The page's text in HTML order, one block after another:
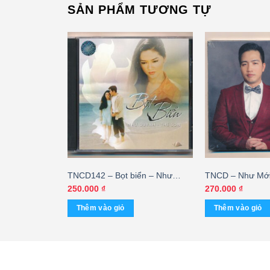
SẢN PHẨM TƯƠNG TỰ
TNCD142 – Bọt biển – Như
Quỳnh – Thế Sơn (DENON) –
cái
250.000 ₫
Thêm vào giỏ
TNCD – Như
– Quang Ngọc
270.000 ₫
Thêm vào giỏ